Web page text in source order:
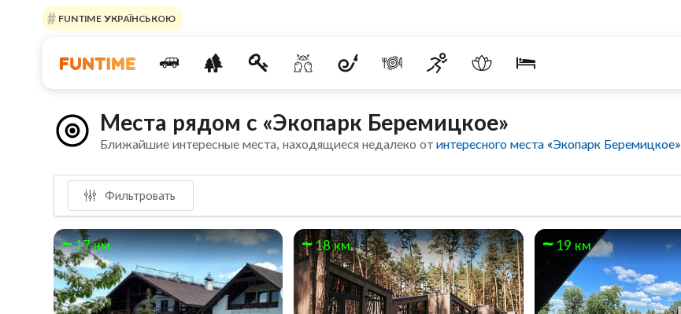
FUNTIME УКРАЇНСЬКОЮ
Места рядом с «Экопарк Беремицкое»
Ближайшие интересные места, находящиеся недалеко отинтересного места «Экопарк Беремицкое»
Фильтровать
17 км 18 км 19 км